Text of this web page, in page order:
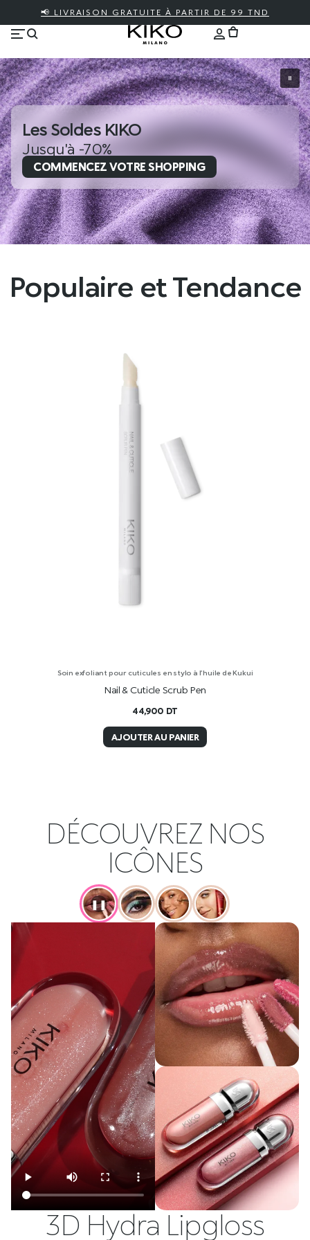
📢 LIVRAISON GRATUITE À PARTIR DE 99 TND
Les Soldes KIKO
Jusqu'à -70%
COMMENCEZ VOTRE SHOPPING
Populaire et Tendance
Soin exfoliant pour cuticules en stylo à l’huile de Kukui
Nail & Cuticle Scrub Pen
44,900 DT
AJOUTER AU PANIER
DÉCOUVREZ NOS
ICÔNES
❚❚
3D Hydra Lipgloss